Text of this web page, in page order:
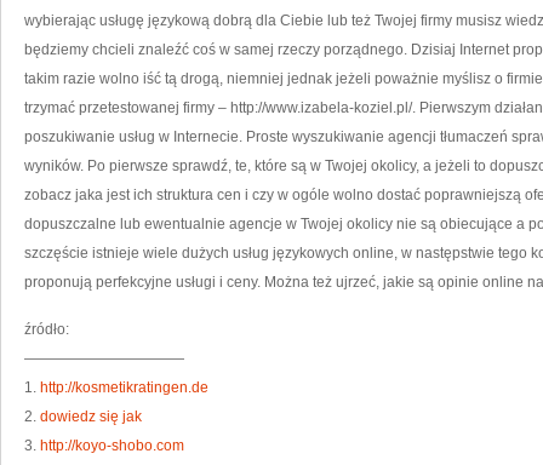
wybierając usługę językową dobrą dla Ciebie lub też Twojej firmy musisz
będziemy chcieli znaleźć coś w samej rzeczy porządnego. Dzisiaj Internet
takim razie wolno iść tą drogą, niemniej jednak jeżeli poważnie myślisz o
trzymać przetestowanej firmy – http://www.izabela-koziel.pl/. Pierwszym
poszukiwanie usług w Internecie. Proste wyszukiwanie agencji tłumaczeń
wyników. Po pierwsze sprawdź, te, które są w Twojej okolicy, a jeżeli to
zobacz jaka jest ich struktura cen i czy w ogóle wolno dostać poprawniejszą
dopuszczalne lub ewentualnie agencje w Twojej okolicy nie są obiecujące a
szczęście istnieje wiele dużych usług językowych online, w następstwie tego
proponują perfekcyjne usługi i ceny. Można też ujrzeć, jakie są opinie online
źródło:
———————————
1. http://kosmetikratingen.de
2. dowiedz się jak
3. http://koyo-shobo.com